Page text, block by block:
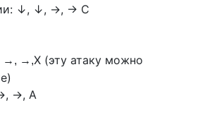
↓, ↓, →, → С
→, →,Х (эту атаку можно
→, А